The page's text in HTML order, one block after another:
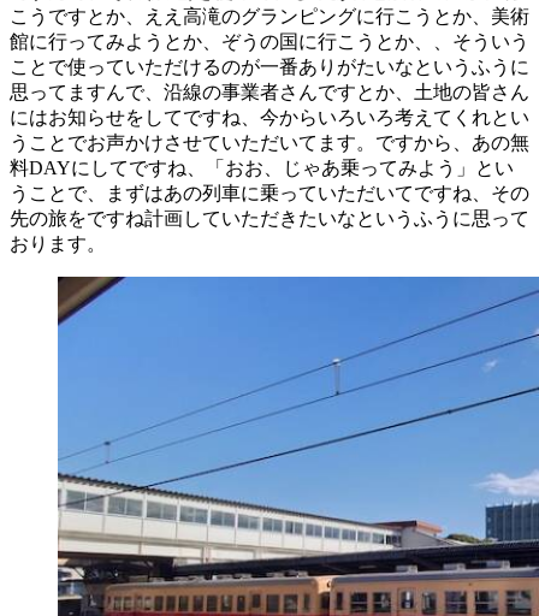
こうですとか、ええ高滝のグランピングに行こうとか、美術
館に行ってみようとか、ぞうの国に行こうとか、、そういう
ことで使っていただけるのが一番ありがたいなというふうに
思ってますんで、沿線の事業者さんですとか、土地の皆さん
にはお知らせをしてですね、今からいろいろ考えてくれとい
うことでお声かけさせていただいてます。ですから、あの無
料DAYにしてですね、「おお、じゃあ乗ってみよう」とい
うことで、まずはあの列車に乗っていただいてですね、その
先の旅をですね計画していただきたいなというふうに思って
おります。